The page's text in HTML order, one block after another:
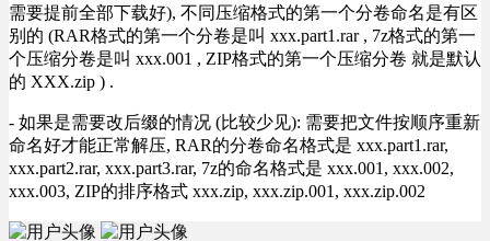
需要提前全部下载好), 不同压缩格式的第一个分卷命名是有区
别的 (RAR格式的第一个分卷是叫 xxx.part1.rar , 7z格式的第一
个压缩分卷是叫 xxx.001 , ZIP格式的第一个压缩分卷 就是默认
的 XXX.zip ) .
- 如果是需要改后缀的情况 (比较少见): 需要把文件按顺序重新
命名好才能正常解压, RAR的分卷命名格式是 xxx.part1.rar,
xxx.part2.rar, xxx.part3.rar, 7z的命名格式是 xxx.001, xxx.002,
xxx.003, ZIP的排序格式 xxx.zip, xxx.zip.001, xxx.zip.002